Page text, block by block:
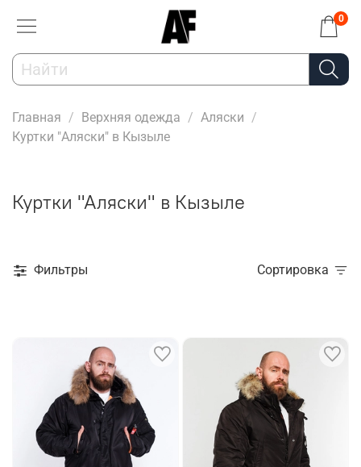
0
Главная Верхняя одежда
Аляски
Куртки "Аляски" в Кызыле
Куртки "Аляски" в Кызыле
Фильтры Сортировка